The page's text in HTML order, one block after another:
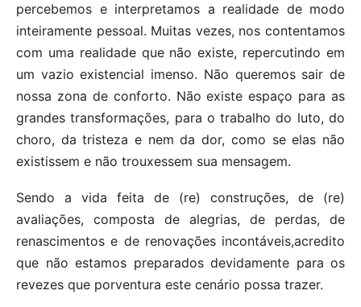
percebemos e interpretamos a realidade de modo
inteiramente pessoal. Muitas vezes, nos contentamos
com uma realidade que não existe, repercutindo em
um vazio existencial imenso. Não queremos sair de
nossa zona de conforto. Não existe espaço para as
grandes transformações, para o trabalho do luto, do
choro, da tristeza e nem da dor, como se elas não
existissem e não trouxessem sua mensagem.
Sendo a vida feita de (re) construções, de (re)
avaliações, composta de alegrias, de perdas, de
renascimentos e de renovações incontáveis,acredito
que não estamos preparados devidamente para os
revezes que porventura este cenário possa trazer.